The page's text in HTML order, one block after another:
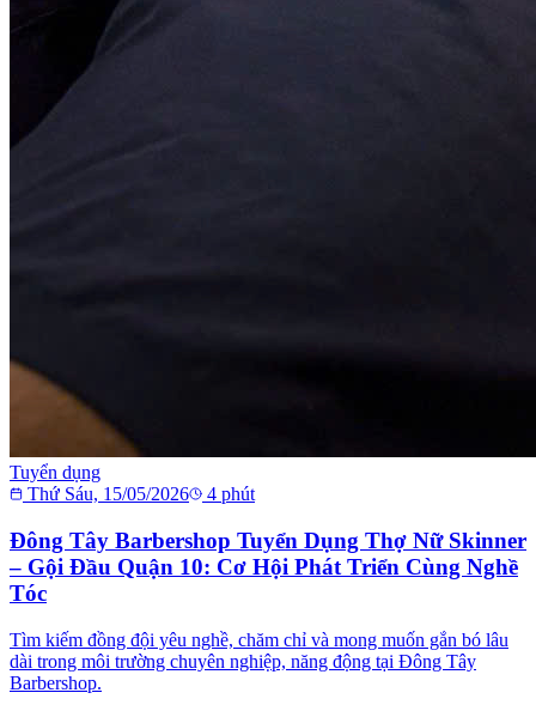
Tuyển dụng
Thứ Sáu, 15/05/2026
4 phút
Đông Tây Barbershop Tuyển Dụng Thợ Nữ Skinner
– Gội Đầu Quận 10: Cơ Hội Phát Triển Cùng Nghề
Tóc
Tìm kiếm đồng đội yêu nghề, chăm chỉ và mong muốn gắn bó lâu
dài trong môi trường chuyên nghiệp, năng động tại Đông Tây
Barbershop.